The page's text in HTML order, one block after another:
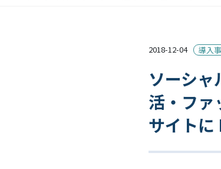
2018-12-04 導入
ソーシ
活・フ
サイト